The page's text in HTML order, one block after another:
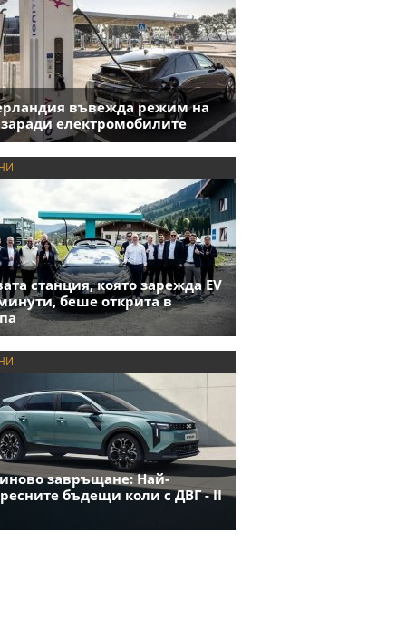
въвежда режим на
заради електромобилите
станция, която зарежда EV
беше открита в
завръщане: Най-
бъдещи коли с ДВГ - II